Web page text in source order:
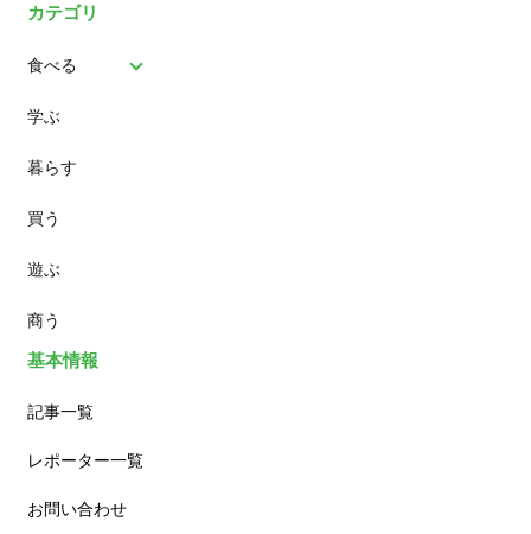
カテゴリ
食べる
パン
スイーツ
ランチ
カフェ
学ぶ
暮らす
買う
遊ぶ
商う
基本情報
記事一覧
レポーター一覧
お問い合わせ